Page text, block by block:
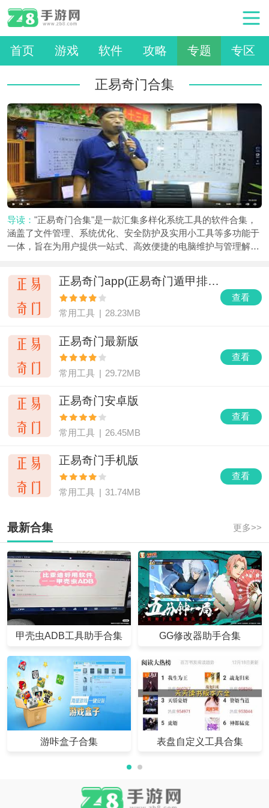
首页 游戏 软件 攻略 专题 专区
正易奇门合集
导读："正易奇门合集"是一款汇集多样化系统工具的软件合集，
涵盖了文件管理、系统优化、安全防护及实用小工具等多功能于
一体，旨在为用户提供一站式、高效便捷的电脑维护与管理解决
查看
正易奇门app(正易奇门遁甲排盘)V1.3.3免费版
常用工具 | 28.23MB
查看
正易奇门最新版
常用工具 | 29.72MB
查看
正易奇门安卓版
常用工具 | 26.45MB
查看
正易奇门手机版
常用工具 | 31.74MB
最新合集 更多>>
甲壳虫ADB工具助手合集 GG修改器助手合集
游咔盒子合集 表盘自定义工具合集